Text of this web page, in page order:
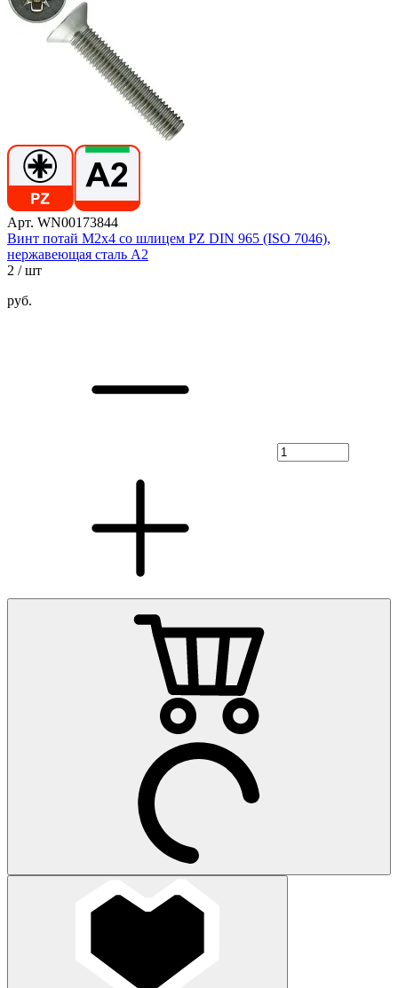
Арт. WN00173844
Винт потай М2х4 со шлицем PZ DIN 965 (ISO 7046),
нержавеющая сталь А2
2 / шт
руб.